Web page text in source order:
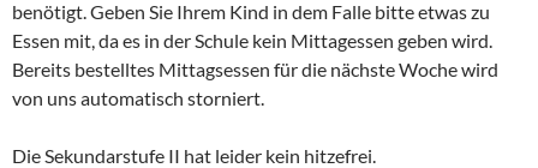
benötigt. Geben Sie Ihrem Kind in dem Falle bitte etwas zu
Essen mit, da es in der Schule kein Mittagessen geben wird.
Bereits bestelltes Mittagsessen für die nächste Woche wird
von uns automatisch storniert.
Die Sekundarstufe II hat leider kein hitzefrei.